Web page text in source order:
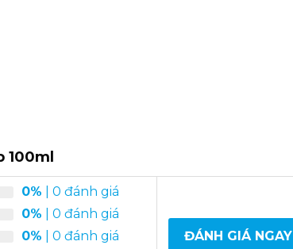
100ml
0% | 0 đánh giá
0% | 0 đánh giá
0% | 0 đánh giá
ĐÁNH GIÁ NGAY